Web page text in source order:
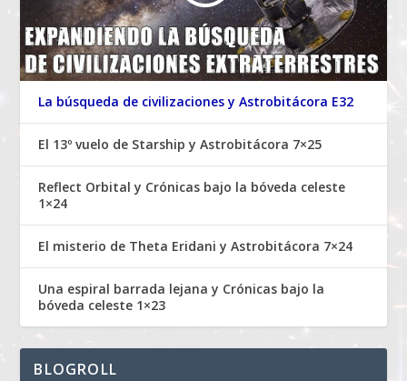
La búsqueda de civilizaciones y Astrobitácora E32
El 13º vuelo de Starship y Astrobitácora 7×25
Reflect Orbital y Crónicas bajo la bóveda celeste
1×24
El misterio de Theta Eridani y Astrobitácora 7×24
Una espiral barrada lejana y Crónicas bajo la
bóveda celeste 1×23
BLOGROLL